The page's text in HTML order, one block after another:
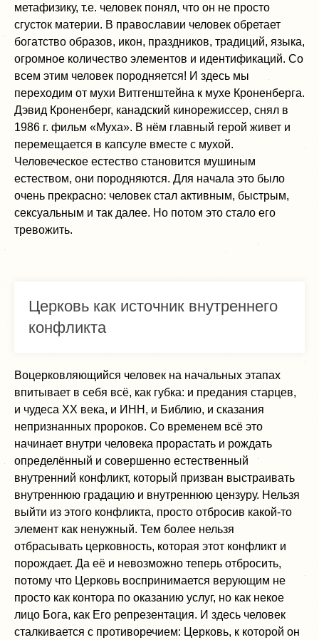
метафизику, т.е. человек понял, что он не просто
сгусток материи. В православии человек обретает
богатство образов, икон, праздников, традиций, языка,
огромное количество элементов и идентификаций. Со
всем этим человек породняется! И здесь мы
переходим от мухи Витгенштейна к мухе Кроненберга.
Дэвид Кроненберг, канадский кинорежиссер, снял в
1986 г. фильм «Муха». В нём главный герой живет и
перемещается в капсуле вместе с мухой.
Человеческое естество становится мушиным
естеством, они породняются. Для начала это было
очень прекрасно: человек стал активным, быстрым,
сексуальным и так далее. Но потом это стало его
тревожить.
Церковь как источник внутреннего
конфликта
Воцерковляющийся человек на начальных этапах
впитывает в себя всё, как губка: и предания старцев,
и чудеса XX века, и ИНН, и Библию, и сказания
непризнанных пророков. Со временем всё это
начинает внутри человека прорастать и рождать
определённый и совершенно естественный
внутренний конфликт, который призван выстраивать
внутреннюю градацию и внутреннюю цензуру. Нельзя
выйти из этого конфликта, просто отбросив какой-то
элемент как ненужный. Тем более нельзя
отбрасывать церковность, которая этот конфликт и
порождает. Да её и невозможно теперь отбросить,
потому что Церковь воспринимается верующим не
просто как контора по оказанию услуг, но как некое
лицо Бога, как Его репрезентация. И здесь человек
сталкивается с противоречием: Церковь, к которой он